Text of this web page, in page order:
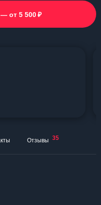
от 5 500 ₽
Отзывы 35